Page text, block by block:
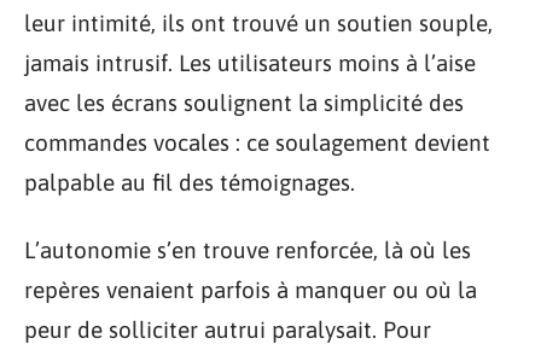
leur intimité, ils ont trouvé un soutien souple,
jamais intrusif. Les utilisateurs moins à l’aise
avec les écrans soulignent la simplicité des
commandes vocales : ce soulagement devient
palpable au fil des témoignages.
L’autonomie s’en trouve renforcée, là où les
repères venaient parfois à manquer ou où la
peur de solliciter autrui paralysait. Pour